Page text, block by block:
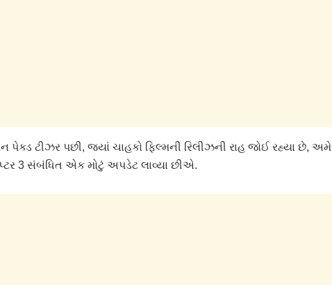
ટીઝર પછી, જ્યાં ચાહકો ફિલ્મની રિલીઝની રાહ જોઈ રહ્યા છે, અમે
3 સંબંધિત એક મોટું અપડેટ લાવ્યા છીએ.